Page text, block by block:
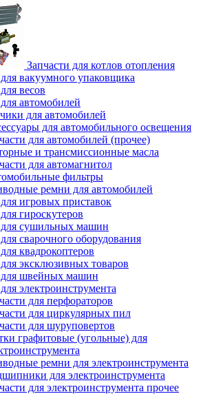
Запчасти для котлов отопления
вакуумного упаковщика
весов
автомобилей
для автомобилей
для автомобильного освещения
для автомобилей (прочее)
и трансмиссионные масла
для автомагнитол
фильтры
ремни для автомобилей
игровых приставок
гироскутеров
для сушильных машин
сварочного оборудования
квадрокоптеров
эксклюзивных товаров
для швейных машин
электроинструмента
для перфораторов
для циркулярных пил
для шуруповертов
графитовые (угольные) для
ремни для электроинструмента
для электроинструмента
для электроинструмента прочее